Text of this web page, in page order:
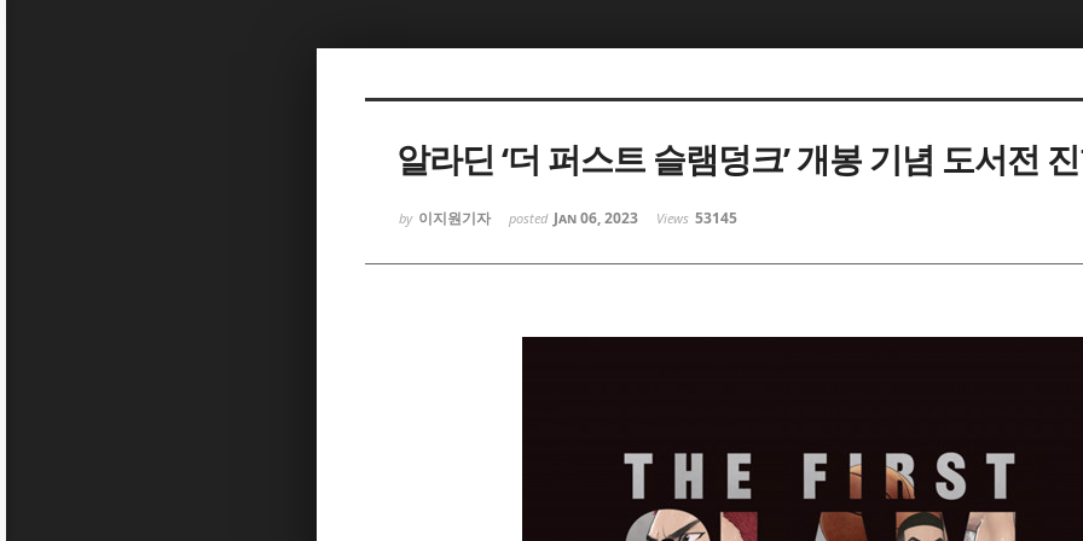
알라딘 ‘더 퍼스트 슬램덩크’ 개봉 기념 도서전
by 이지원기자 posted Jan 06, 2023 Views 53145
Sketchbook5, 스케치북5
Sketchbook5, 스케치북5